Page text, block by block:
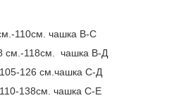
110см. чашка В-С
см.-118см. чашка В-Д
126 см.чашка С-Д
138см. чашка С-Е